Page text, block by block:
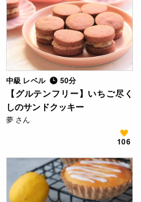
中級 レベル 50分
【グルテンフリー】いちご尽く
しのサンドクッキー
夢 さん
106